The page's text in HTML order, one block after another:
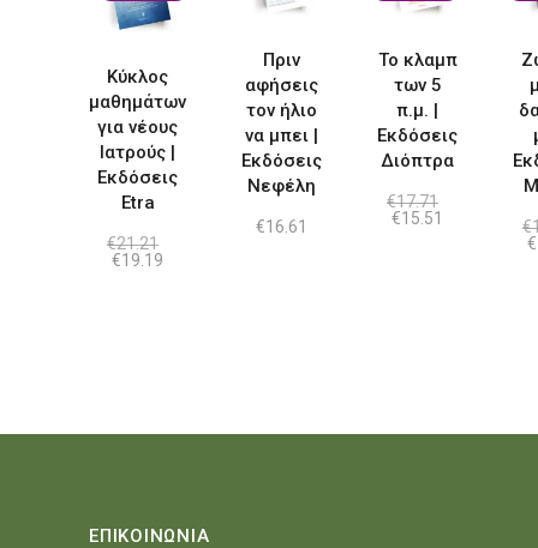
Κύκλος
μαθημάτων
για νέους
Ιατρούς |
Εκδόσεις
Etra
€21.21
Original
€19.19
Πριν
αφήσεις
τον ήλιο
να μπει |
Εκδόσεις
Νεφέλη
€16.61
Το κλαμπ
των 5
π.μ. |
Εκδόσεις
Διόπτρα
€17.71
Original
€15.51 €
€
ΕΠΙΚΟΙΝΩΝΙΑ